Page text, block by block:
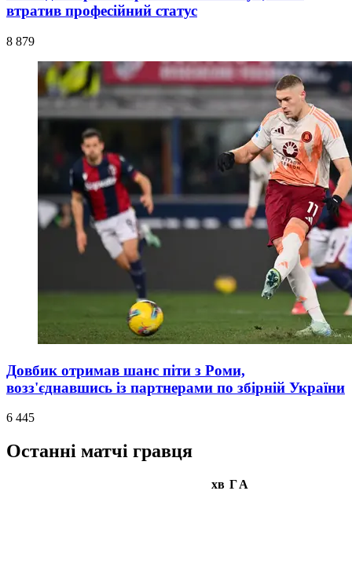
втратив професійний статус
8 879
Довбик отримав шанс піти з Роми,
возз'єднавшись із партнерами по збірній України
6 445
Останні матчі гравця
хв ГА